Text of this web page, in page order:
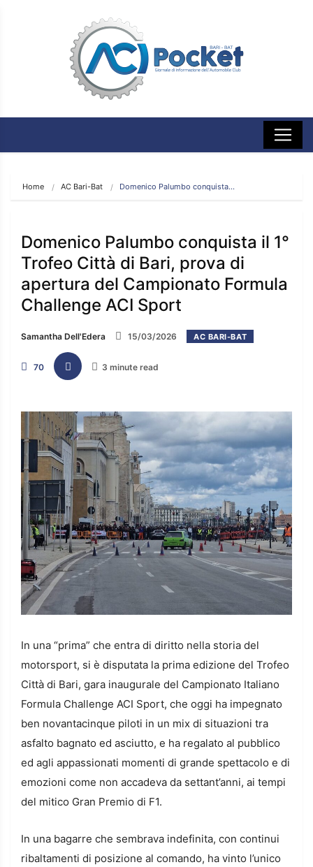
Home AC Bari-Bat Domenico Palumbo conquista…
Domenico Palumbo conquista il 1°
Trofeo Città di Bari, prova di
apertura del Campionato Formula
Challenge ACI Sport
Samantha Dell'Edera 15/03/2026 AC BARI-BAT
70 3 minute read
In una “prima” che entra di diritto nella storia del
motorsport, si è disputata la prima edizione del Trofeo
Città di Bari, gara inaugurale del Campionato Italiano
Formula Challenge ACI Sport, che oggi ha impegnato
ben novantacinque piloti in un mix di situazioni tra
asfalto bagnato ed asciutto, e ha regalato al pubblico
ed agli appassionati momenti di grande spettacolo e di
emozioni come non accadeva da settant’anni, ai tempi
del mitico Gran Premio di F1.
In una bagarre che sembrava indefinita, con continui
ribaltamenti di posizione al comando, ha vinto l’unico